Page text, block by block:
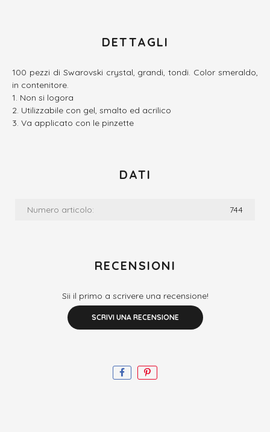
DETTAGLI
100 pezzi di Swarovski crystal, grandi, tondi. Color smeraldo,
in contenitore.
Non si logora
Utilizzabile con gel, smalto ed acrilico
Va applicato con le pinzette
DATI
Numero articolo: 744
RECENSIONI
Sii il primo a scrivere una recensione!
SCRIVI UNA RECENSIONE